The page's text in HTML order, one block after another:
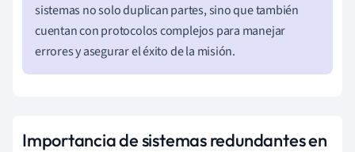
sistemas no solo duplican partes, sino que también
cuentan con protocolos complejos para manejar
errores y asegurar el éxito de la misión.
Importancia de sistemas redundantes en